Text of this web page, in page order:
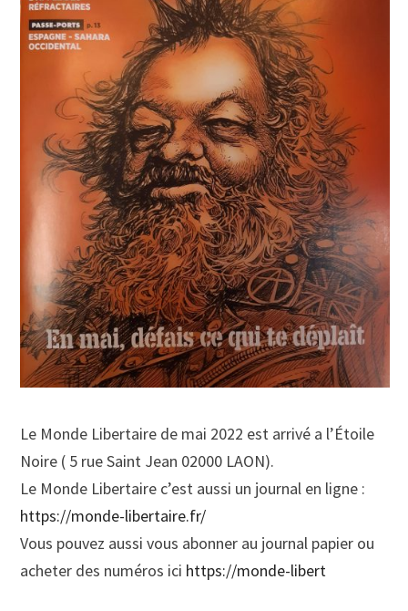
Le Monde Libertaire de mai 2022 est arrivé a l’Étoile
Noire ( 5 rue Saint Jean 02000 LAON).
Le Monde Libertaire c’est aussi un journal en ligne :
https://monde-libertaire.fr/
Vous pouvez aussi vous abonner au journal papier ou
acheter des numéros ici https://monde-libert